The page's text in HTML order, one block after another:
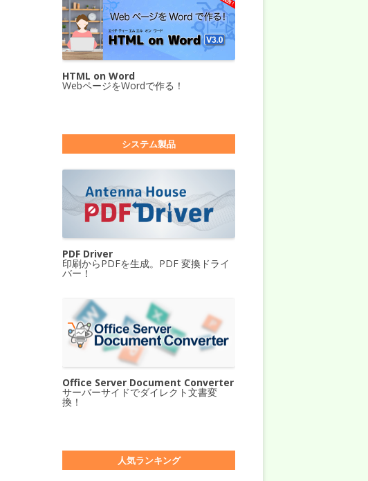
HTML on Word
WebページをWordで作る！
システム製品
PDF Driver
印刷からPDFを生成。PDF 変換ドライ
バー！
Office Server Document Converter
サーバーサイドでダイレクト文書変
換！
人気ランキング